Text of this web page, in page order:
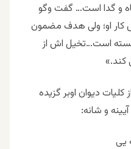
و گدا است… گفت وگو
کار او؛ ولی هدف مضمون
است…تخیل ا‌ش از
کند.»
دیوان اوبر گزیده
و شانه:
یی